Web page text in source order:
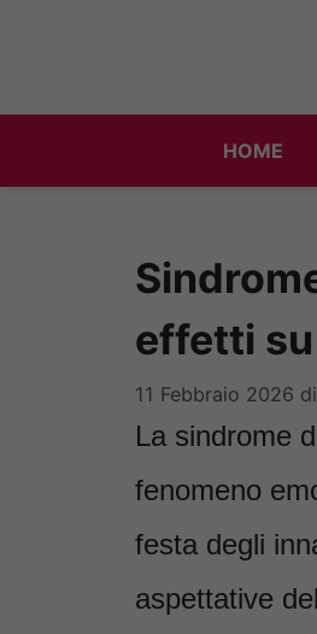
HOME
effetti
11 Febbraio 2026 di
La sindrome
fenomeno
festa degli
aspettative